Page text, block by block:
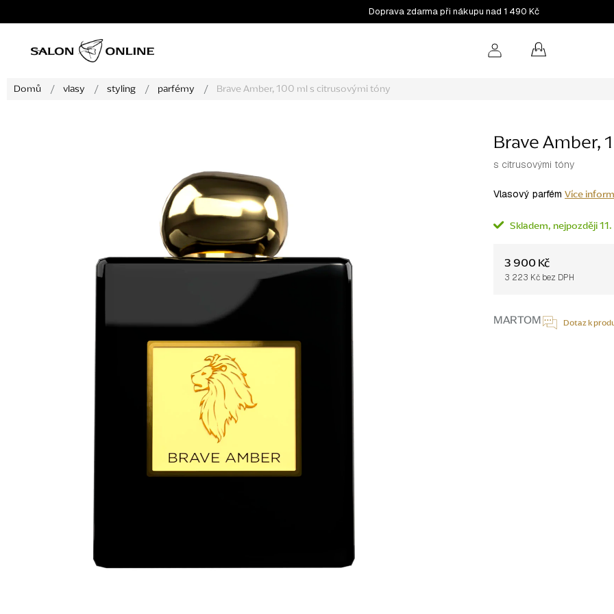
na
Doprava zdarma při nákupu nad 1 490 Kč
NÁKUPNÍ
KOŠÍK
Domů
/ vlasy / styling / parfémy / Brave Amber, 100 ml s citrusovými tóny
Brave Amber,
s citrusovými tóny
Vlasový parfém Více
Skladem
3 900 Kč
3 223 Kč bez DPH
MARTOM Dotaz k